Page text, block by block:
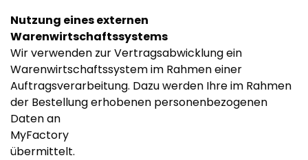
Nutzung eines externen
Warenwirtschaftssystems
Wir verwenden zur Vertragsabwicklung ein
Warenwirtschaftssystem im Rahmen einer
Auftragsverarbeitung. Dazu werden Ihre im Rahmen
der Bestellung erhobenen personenbezogenen
Daten an
MyFactory
übermittelt.